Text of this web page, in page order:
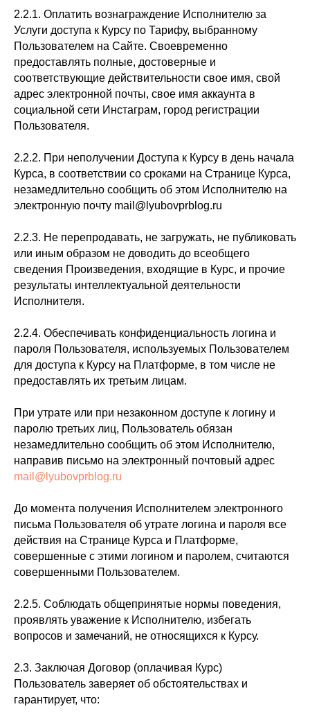
2.2.1. Оплатить вознаграждение Исполнителю за
Услуги доступа к Курсу по Тарифу, выбранному
Пользователем на Сайте. Своевременно
предоставлять полные, достоверные и
соответствующие действительности свое имя, свой
адрес электронной почты, свое имя аккаунта в
социальной сети Инстаграм, город регистрации
Пользователя.
2.2.2. При неполучении Доступа к Курсу в день начала
Курса, в соответствии со сроками на Странице Курса,
незамедлительно сообщить об этом Исполнителю на
электронную почту mail@lyubovprblog.ru
2.2.3. Не перепродавать, не загружать, не публиковать
или иным образом не доводить до всеобщего
сведения Произведения, входящие в Курс, и прочие
результаты интеллектуальной деятельности
Исполнителя.
2.2.4. Обеспечивать конфиденциальность логина и
пароля Пользователя, используемых Пользователем
для доступа к Курсу на Платформе, в том числе не
предоставлять их третьим лицам.
При утрате или при незаконном доступе к логину и
паролю третьих лиц, Пользователь обязан
незамедлительно сообщить об этом Исполнителю,
направив письмо на электронный почтовый адрес
mail@lyubovprblog.ru
До момента получения Исполнителем электронного
письма Пользователя об утрате логина и пароля все
действия на Странице Курса и Платформе,
совершенные с этими логином и паролем, считаются
совершенными Пользователем.
2.2.5. Соблюдать общепринятые нормы поведения,
проявлять уважение к Исполнителю, избегать
вопросов и замечаний, не относящихся к Курсу.
2.3. Заключая Договор (оплачивая Курс)
Пользователь заверяет об обстоятельствах и
гарантирует, что: